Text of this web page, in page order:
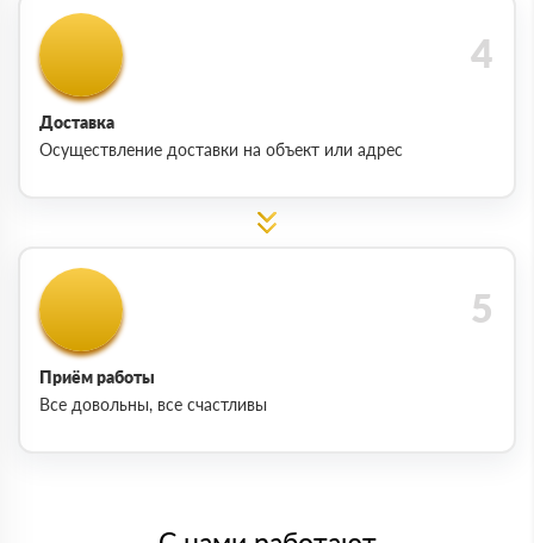
Доставка
Осуществление доставки на объект или адрес
Приём работы
Все довольны, все счастливы